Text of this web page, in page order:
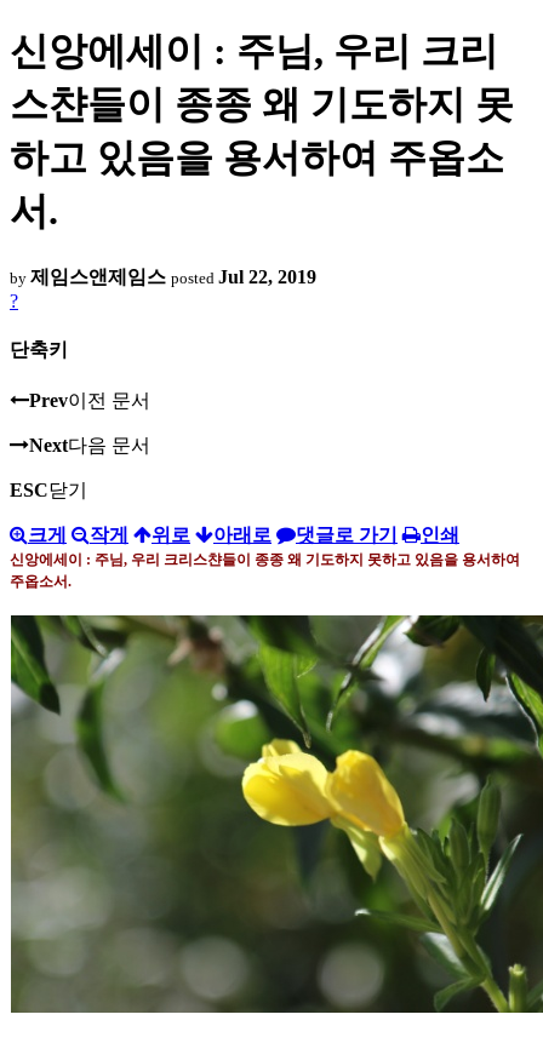
신앙에세이 : 주님, 우리 크리
스챤들이 종종 왜 기도하지 못
하고 있음을 용서하여 주옵소
서.
by 제임스앤제임스 posted Jul 22, 2019
?
단축키
Prev이전 문서
Next다음 문서
ESC닫기
크게 작게 위로 아래로 댓글로 가기 인쇄
신앙에세이 : 주님, 우리 크리스챤들이 종종 왜 기도하지 못하고 있음을 용서하여
주옵소서.